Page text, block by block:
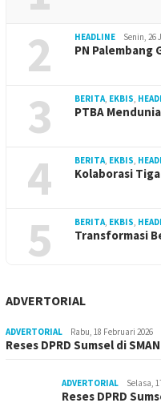
2 HEADLINE Senin, 26
PN
3 BERITA, EKBIS,
PTBA
4 BERITA, EKBIS,
Kolaborasi
5 BERITA, EKBIS,
Transformasi
ADVERTORIAL
ADVERTORIAL Rabu, 18 Februari 2026
Reses DPRD Sumsel di
ADVERTORIAL Selasa,
Reses DPRD